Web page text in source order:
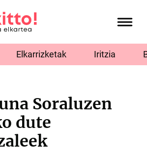
Elkarrizketak Iritzia
Soraluzen
dute